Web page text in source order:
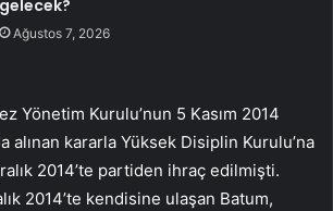
gelecek?
Ağustos 7, 2026
Yönetim Kurulu’nun 5 Kasım 2014
alınan kararla Yüksek Disiplin Kurulu’na
2014’te partiden ihraç edilmişti.
2014’te kendisine ulaşan Batum,